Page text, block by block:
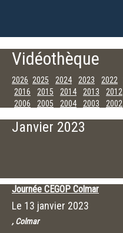
Vidéothèque
2026 2025 2024 2023 2022
2016
2015 2014 2013 2012
2006
2005 2004 2003 2002
Janvier 2023
Journée CEGOP Colmar
Le 13 janvier 2023
, Colmar